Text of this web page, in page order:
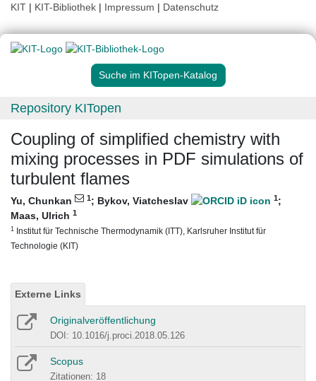
KIT | KIT-Bibliothek | Impressum | Datenschutz
Suche im KITopen-Katalog
Repository KITopen
Coupling of simplified chemistry with
mixing processes in PDF simulations of
turbulent flames
Yu, Chunkan 1; Bykov, Viatcheslav 1;
Maas, Ulrich 1
1 Institut für Technische Thermodynamik (ITT), Karlsruher Institut für
Technologie (KIT)
Externe Links
Originalveröffentlichung
DOI: 10.1016/j.proci.2018.05.126
Scopus
Zitationen: 18